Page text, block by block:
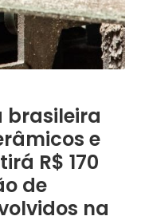
brasileira
e
R$ 170
de
na